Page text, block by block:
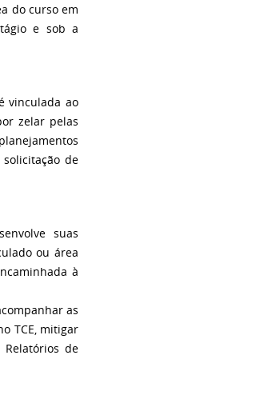
do curso em
e sob a
vinculada ao
zelar pelas
de
suas
ou área
à
as
TCE, mitigar
de